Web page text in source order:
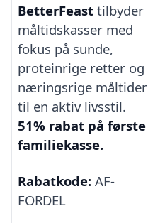
BetterFeast tilbyder
måltidskasser med
fokus på sunde,
proteinrige retter og
næringsrige måltider
til en aktiv livsstil.
51% rabat på første
familiekasse.
Rabatkode: AF-
FORDEL